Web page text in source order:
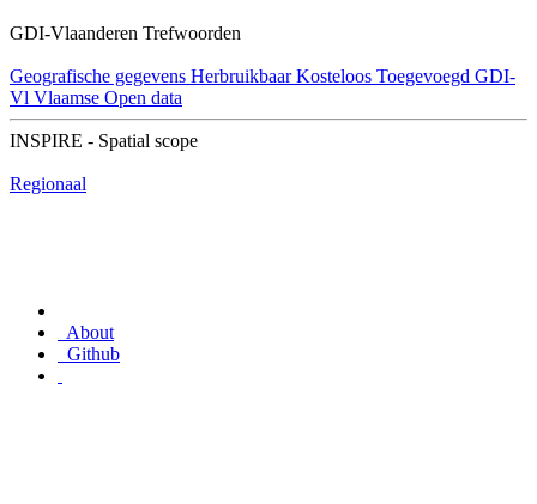
GDI-Vlaanderen Trefwoorden
Geografische gegevens Herbruikbaar Kosteloos Toegevoegd GDI-
Vl Vlaamse Open data
INSPIRE - Spatial scope
Regionaal
About
Github